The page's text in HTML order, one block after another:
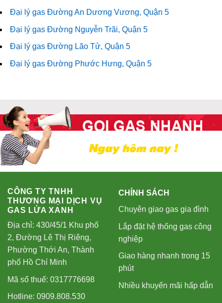
Đại lý gas Đường An Dương Vương, Quận 5
Đại lý gas Đường Nguyễn Trãi, Quận 5
Đại lý gas Đường Lão Tử, Quận 5
Đại lý gas Đường Phước Hưng, Quận 5
CÔNG TY TNHH
THƯƠNG MẠI DỊCH VỤ
GAS LỬA XANH
Địa chỉ: 430/45/1 Khu phố
2, Đường Lê Thị Riêng,
Phường Thới An, Thành
phố Hồ Chí Minh
Mã số thuế: 0317776698
Hotline: 0909.808.530
CHÍNH SÁCH
Chuyên giao gas gia đình
Lắp đặt hệ thống gas công
nghiệp
Giao hàng nhanh trong 15
phút
Nhiều khuyến mãi hấp dẫn